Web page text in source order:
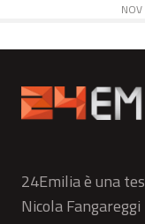
NOV
24Emilia è una
Nicola Fangareggi